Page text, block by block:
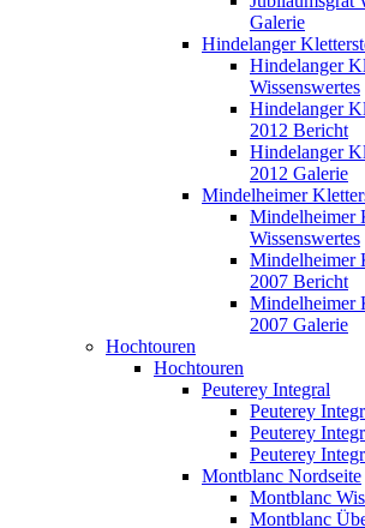
Galerie
Hindelanger
Hindelanger
Wissenswertes
Hindelanger
2012 Bericht
Hindelanger
2012 Galerie
Mindelheimer
Mindelheimer
Wissenswertes
Mindelheimer
2007 Bericht
Mindelheimer
2007 Galerie
Hochtouren
Hochtouren
Peuterey Integral
Peuterey
Peuterey
Peuterey
Montblanc Nordseite
Montblanc
Montblanc